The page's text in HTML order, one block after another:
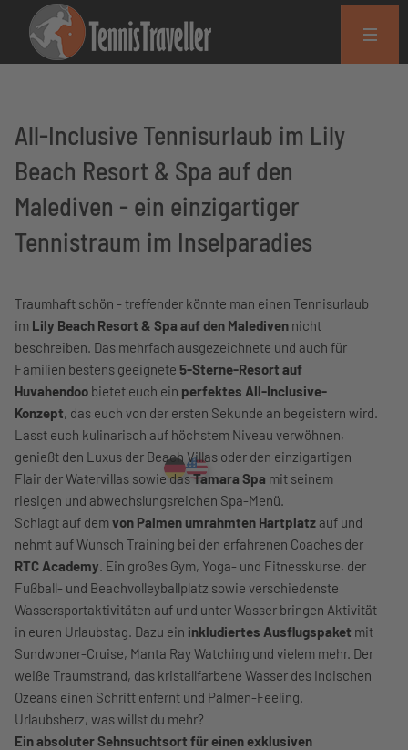
All-Inclusive Tennisurlaub im Lily
Beach Resort & Spa auf den
Malediven - ein einzigartiger
Tennistraum im Inselparadies
Traumhaft schön - treffender könnte man einen Tennisurlaub
im Lily Beach Resort & Spa auf den Malediven nicht
beschreiben. Das mehrfach ausgezeichnete und auch für
Familien bestens geeignete 5-Sterne-Resort auf
Huvahendoo bietet euch ein perfektes All-Inclusive-
Konzept, das euch von der ersten Sekunde an begeistern wird.
Lasst euch kulinarisch auf höchstem Niveau verwöhnen,
genießt den Luxus der Beach Villas oder den einzigartigen
Flair der Watervillas sowie dasTamara Spa mit seinem
riesigen und abwechslungsreichen Spa-Menü.
Schlagt auf demvon Palmen umrahmten Hartplatz auf und
nehmt auf Wunsch Training bei den erfahrenen Coaches der
RTC Academy. Ein großes Gym, Yoga- und Fitnesskurse, der
Fußball- und Beachvolleyballplatz sowie verschiedenste
Wassersportaktivitäten auf und unter Wasser bringen Aktivität
in euren Urlaubstag. Dazu ein inkludiertes Ausflugspaket mit
Sundwoner-Cruise, Manta Ray Watching und vielem mehr. Der
weiße Traumstrand, das kristallfarbene Wasser des Indischen
Ozeans einen Schritt enfernt und Palmen-Feeling.
Urlaubsherz, was willst du mehr?
Ein absoluter Sehnsuchtsort für einen exklusiven